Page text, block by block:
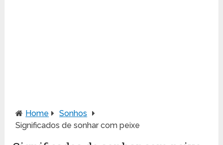
Home
Sonhos
Significados de sonhar com peixe